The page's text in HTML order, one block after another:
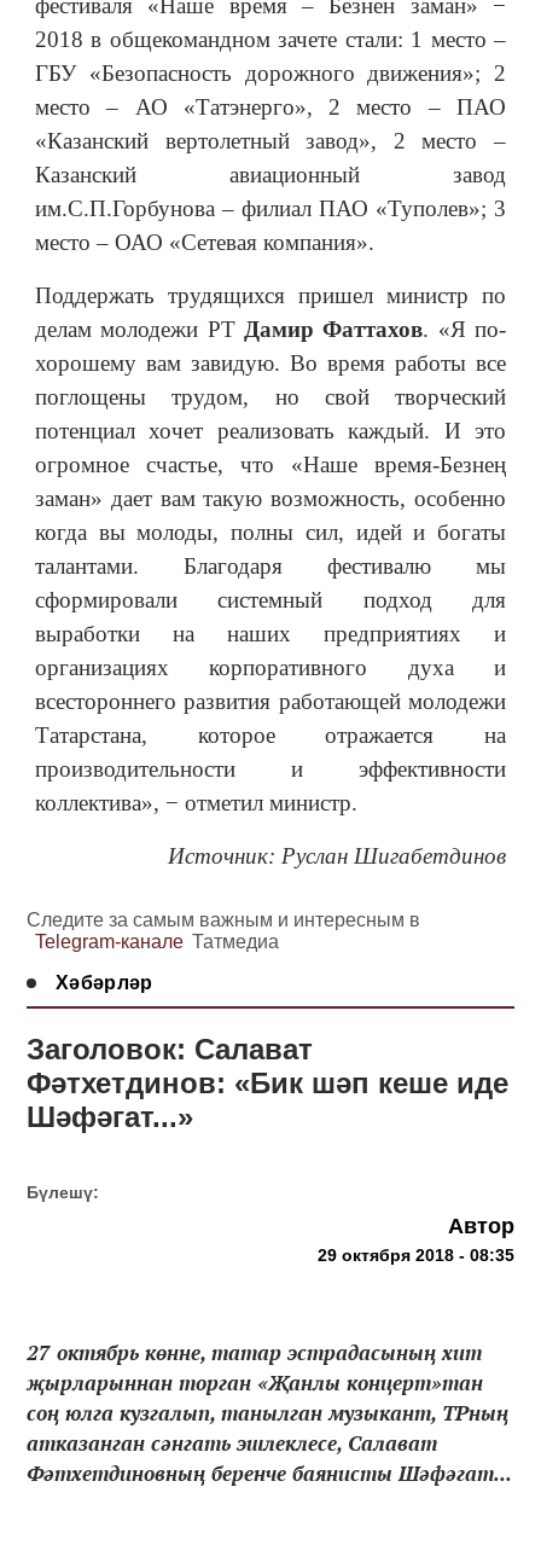
фестиваля «Наше время – Безнен заман» −
2018 в общекомандном зачете стали: 1 место –
ГБУ «Безопасность дорожного движения»; 2
место – АО «Татэнерго», 2 место – ПАО
«Казанский вертолетный завод», 2 место –
Казанский авиационный завод
им.С.П.Горбунова – филиал ПАО «Туполев»; 3
место – ОАО «Сетевая компания».
Поддержать трудящихся пришел министр по
делам молодежи РТ Дамир Фаттахов. «Я по-
хорошему вам завидую. Во время работы все
поглощены трудом, но свой творческий
потенциал хочет реализовать каждый. И это
огромное счастье, что «Наше время-Безнең
заман» дает вам такую возможность, особенно
когда вы молоды, полны сил, идей и богаты
талантами. Благодаря фестивалю мы
сформировали системный подход для
выработки на наших предприятиях и
организациях корпоративного духа и
всестороннего развития работающей молодежи
Татарстана, которое отражается на
производительности и эффективности
коллектива», − отметил министр.
Источник: Руслан Шигабетдинов
Следите за самым важным и интересным в
Telegram-канале Татмедиа
Хәбәрләр
Заголовок: Салават
Фәтхетдинов: «Бик шәп кеше иде
Шәфәгат...»
Бүлешү:
Автор
29 октября 2018 - 08:35
27 октябрь көнне, татар эстрадасының хит
җырларыннан торган «Җанлы концерт»тан
соң юлга кузгалып, танылган музыкант, ТРның
атказанган сәнгать эшлеклесе, Салават
Фәтхетдиновның беренче баянисты Шәфәгат...